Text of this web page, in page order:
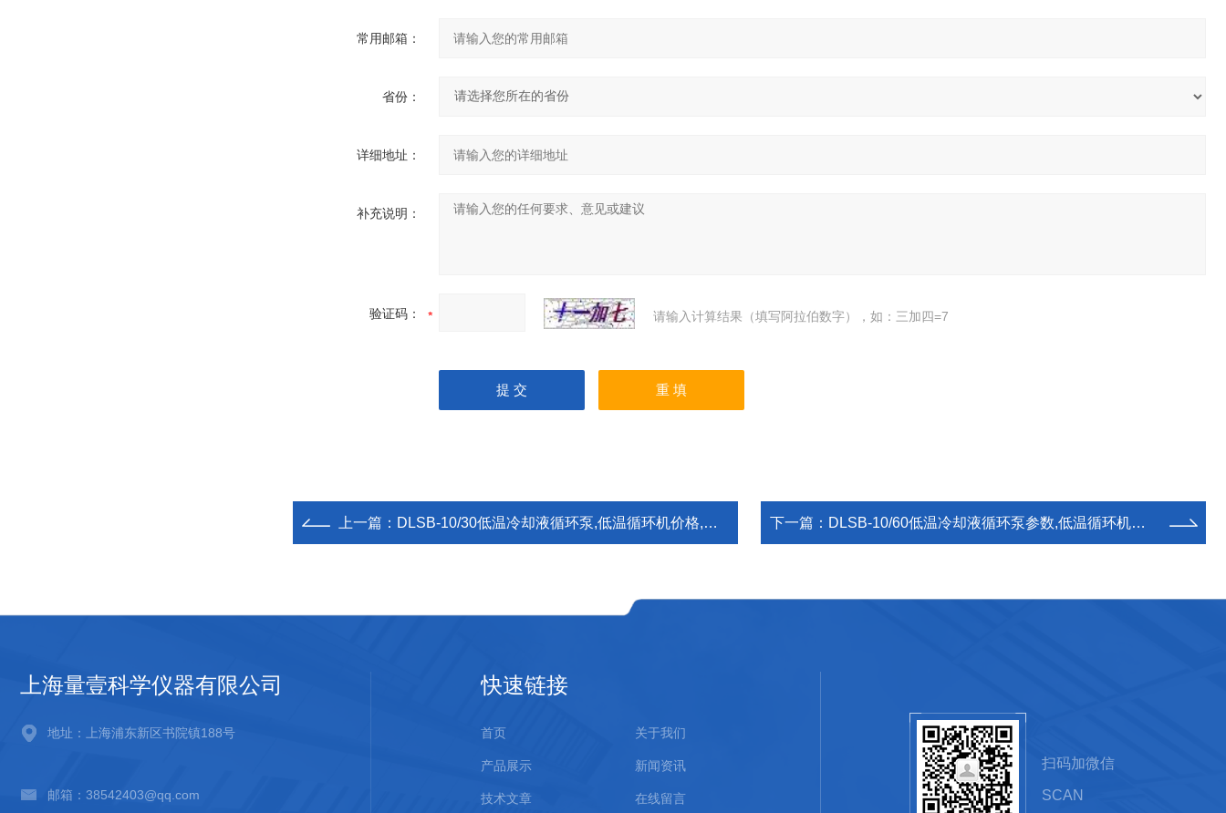
常用邮箱：
省份：
详细地址：
补充说明：
验证码： 请输入计算结果（填写阿拉伯数字），如：三加四=7
上一篇： DLSB-10/30低温冷却液循环泵,低温循环机价格,冷却液循环泵厂家 下一篇： DLSB-10/60低温冷却液循环泵参数,低温循环机价格,冷却液循环泵厂家
上海量壹科学仪器有限公司
地址：上海浦东新区书院镇188号
邮箱：38542403@qq.com
快速链接
首页 关于我们
产品展示 新闻资讯
技术文章 在线留言
扫码加微信
SCAN